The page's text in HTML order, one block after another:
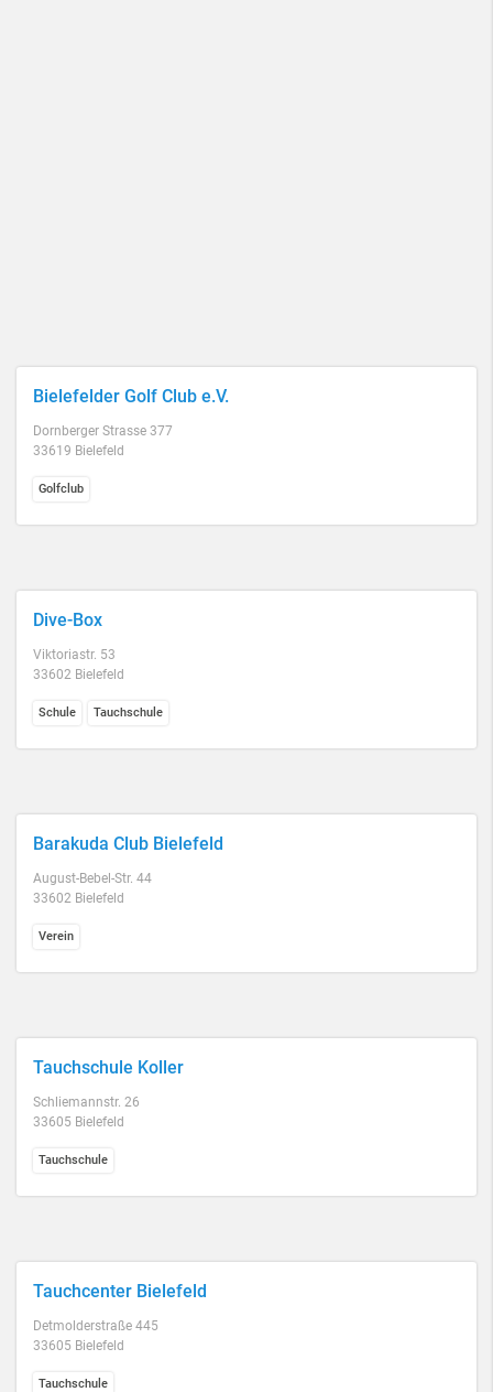
Bielefelder Golf Club e.V.
Dornberger Strasse 377
33619 Bielefeld
Golfclub
Dive-Box
Viktoriastr. 53
33602 Bielefeld
Schule Tauchschule
Barakuda Club Bielefeld
August-Bebel-Str. 44
33602 Bielefeld
Verein
Tauchschule Koller
Schliemannstr. 26
33605 Bielefeld
Tauchschule
Tauchcenter Bielefeld
Detmolderstraße 445
33605 Bielefeld
Tauchschule